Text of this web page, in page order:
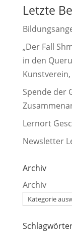
Letzte
„Der Fall
in den
Kunstverein,
Spende der
Lernort
Newsletter
Archiv
Archiv